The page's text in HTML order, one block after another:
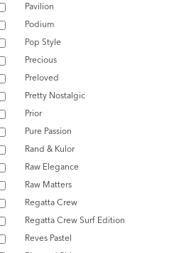
Pavilion
Podium
Pop Style
Precious
Preloved
Pretty Nostalgic
Prior
Pure Passion
Rand & Kulor
Raw Elegance
Raw Matters
Regatta Crew
Regatta Crew Surf Edition
Reves Pastel